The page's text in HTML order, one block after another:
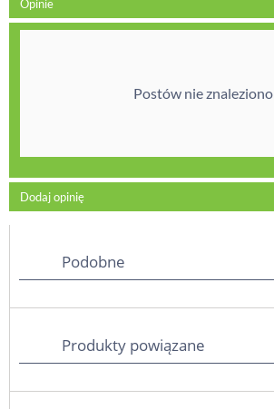
Opinie
Postów nie znaleziono
Dodaj opinię
Podobne
Produkty powiązane